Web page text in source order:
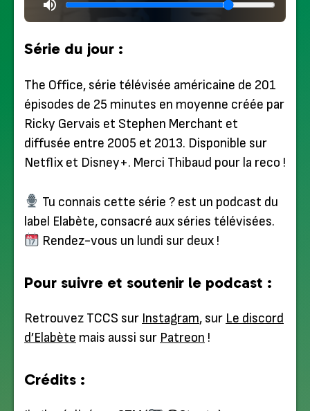
Série du jour :
The Office, série télévisée américaine de 201
épisodes de 25 minutes en moyenne créée par
Ricky Gervais et Stephen Merchant et
diffusée entre 2005 et 2013. Disponible sur
Netflix et Disney+. Merci Thibaud pour la reco !
Tu connais cette série ? est un podcast du
label Elabète, consacré aux séries télévisées.
Rendez-vous un lundi sur deux !
Pour suivre et soutenir le podcast :
Retrouvez TCCS sur Instagram, sur Le discord
d’Elabète mais aussi sur Patreon !
Crédits :